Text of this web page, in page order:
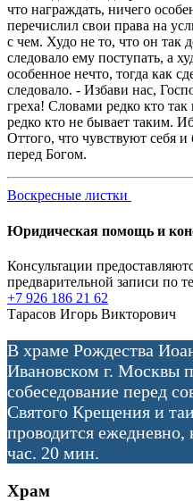
что награждать, ничего
перечислил свои права на
с чем. Худо не то, что он так
следовало ему поступать, а
особенное нечто, тогда как
следовало. - Избави нас,
греха! Словами редко кто так
редко кто не бывает таким.
Оттого, что чувствуют себя
перед Богом.
Воскресные листки
Юридическая помощь и
Консультации
предварительной записи по
+7 926 186 21 62
Тарасов Игорь Викторович
В храме Рождества
Ивановском г. Москвы
собеседование перед
Святого Крещения и
проводится
час. 20 мин.
Храм